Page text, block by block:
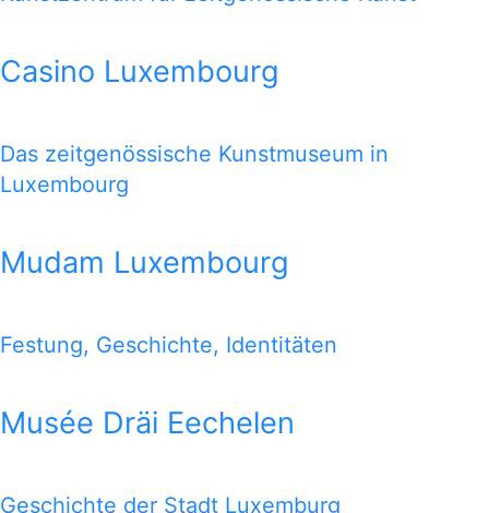
Casino Luxembourg
Das zeitgenössische Kunstmuseum in
Luxembourg
Mudam Luxembourg
Festung, Geschichte, Identitäten
Musée Dräi Eechelen
Geschichte der Stadt Luxemburg